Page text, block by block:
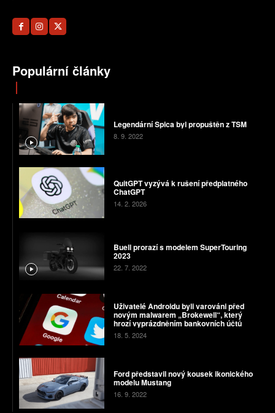
Populární články
Legendární Spica byl propuštěn z TSM
8. 9. 2022
QuitGPT vyzývá k rušení předplatného
ChatGPT
14. 2. 2026
Buell prorazí s modelem SuperTouring
2023
22. 7. 2022
Uživatelé Androidu byli varováni před
novým malwarem „Brokewell“, který
hrozí vyprázdněním bankovních účtů
18. 5. 2024
Ford představil nový kousek ikonického
modelu Mustang
16. 9. 2022